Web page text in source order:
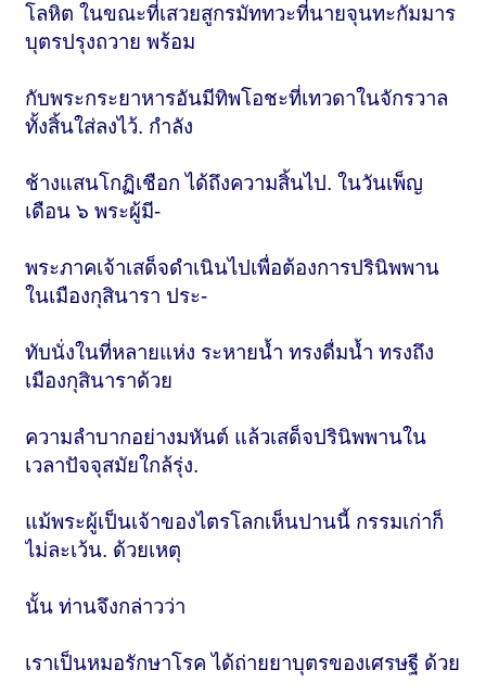
โลหิต ในขณะที่เสวยสูกรมัททวะที่นายจุนทะกัมมาร
บุตรปรุงถวาย พร้อม
กับพระกระยาหารอันมีทิพโอชะที่เทวดาในจักรวาล
ทั้งสิ้นใส่ลงไว้. กำลัง
ช้างแสนโกฏิเชือก ได้ถึงความสิ้นไป. ในวันเพ็ญ
เดือน ๖ พระผู้มี-
พระภาคเจ้าเสด็จดำเนินไปเพื่อต้องการปรินิพพาน
ในเมืองกุสินารา ประ-
ทับนั่งในที่หลายแห่ง ระหายน้ำ ทรงดื่มน้ำ ทรงถึง
เมืองกุสินาราด้วย
ความลำบากอย่างมหันต์ แล้วเสด็จปรินิพพานใน
เวลาปัจจุสมัยใกล้รุ่ง.
แม้พระผู้เป็นเจ้าของไตรโลกเห็นปานนี้ กรรมเก่าก็
ไม่ละเว้น. ด้วยเหตุ
นั้น ท่านจึงกล่าวว่า
เราเป็นหมอรักษาโรค ได้ถ่ายยาบุตรของเศรษฐี ด้วย